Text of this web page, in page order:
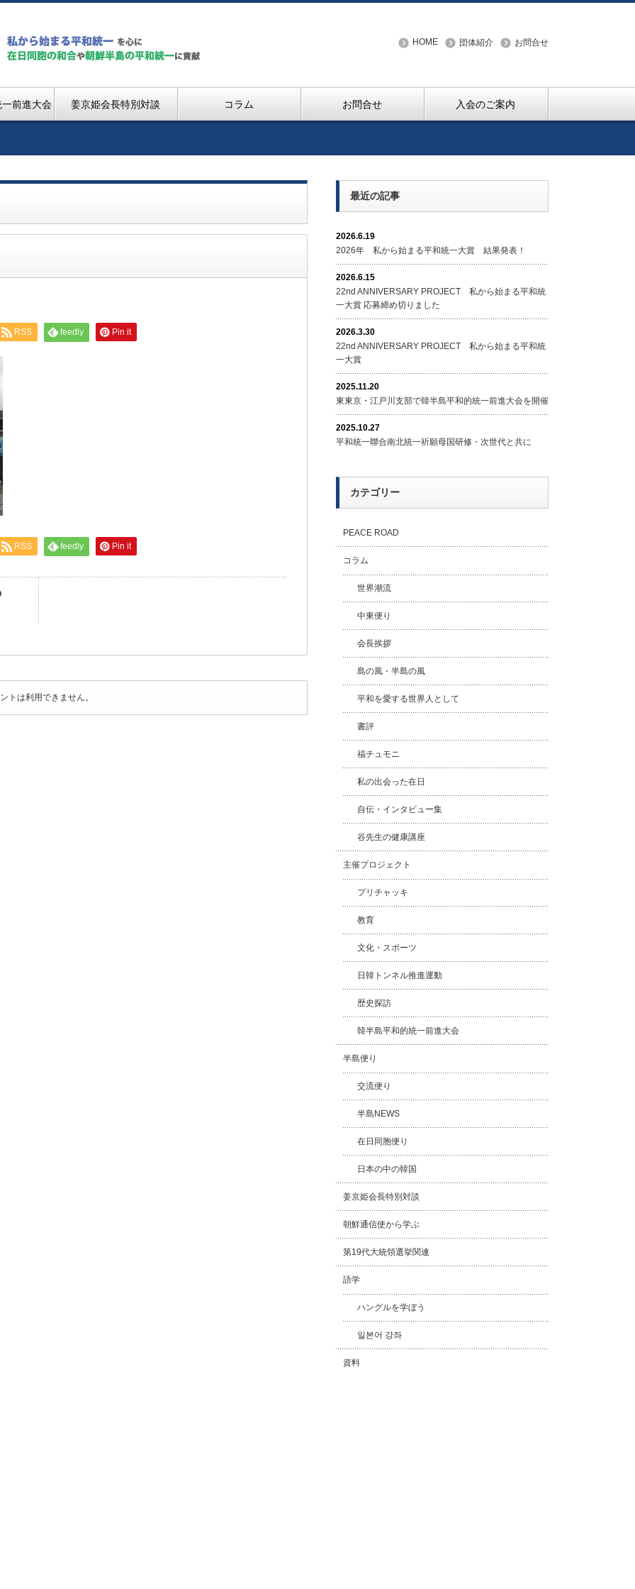
HOME 団体紹介 お問合せ
前進大会 姜京姫会長特別対談 コラム お問合せ 入会のご案内
RSS feedly Pin it
RSS feedly Pin it
トは利用できません。
最近の記事
2026.6.19
2026年 私から始まる平和統一大賞 結果発表！
2026.6.15
22nd ANNIVERSARY PROJECT 私から始まる平和統
一大賞 応募締め切りました
2026.3.30
22nd ANNIVERSARY PROJECT 私から始まる平和統
一大賞
2025.11.20
東東京・江戸川支部で韓半島平和的統一前進大会を開催
2025.10.27
平和統一聯合南北統一祈願母国研修・次世代と共に
カテゴリー
PEACE ROAD
コラム
世界潮流
中東便り
会長挨拶
島の風・半島の風
平和を愛する世界人として
書評
福チュモニ
私の出会った在日
自伝・インタビュー集
谷先生の健康講座
主催プロジェクト
プリチャッキ
教育
文化・スポーツ
日韓トンネル推進運動
歴史探訪
韓半島平和的統一前進大会
半島便り
交流便り
半島NEWS
在日同胞便り
日本の中の韓国
姜京姫会長特別対談
朝鮮通信使から学ぶ
第19代大統領選挙関連
語学
ハングルを学ぼう
일본어 강좌
資料